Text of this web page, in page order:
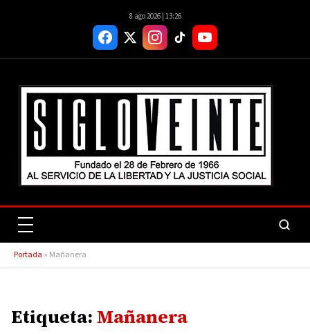
8 ago 2026 | 13:26
Portada » Mañanera
Etiqueta:Mañanera